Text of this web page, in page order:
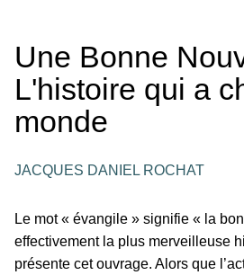
Une Bonne
L'histoire qui a
monde
JACQUES DANIEL ROCHAT
Le mot « évangile » signifie « la
effectivement la plus merveilleuse
présente cet ouvrage. Alors que